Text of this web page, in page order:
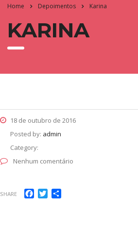
Home Depoimentos Karina
KARINA
18 de outubro de 2016
Posted by: admin
Category:
Nenhum comentário
SHARE Facebook
Twitter